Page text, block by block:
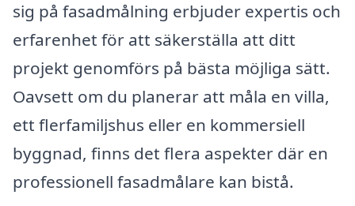
sig på fasadmålning erbjuder expertis och
erfarenhet för att säkerställa att ditt
projekt genomförs på bästa möjliga sätt.
Oavsett om du planerar att måla en villa,
ett flerfamiljshus eller en kommersiell
byggnad, finns det flera aspekter där en
professionell fasadmålare kan bistå.